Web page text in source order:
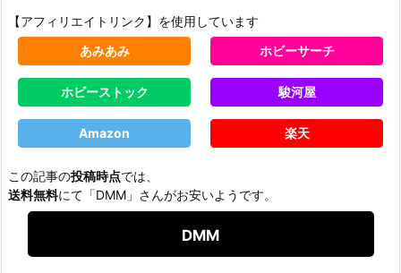
【アフィリエイトリンク】を使用しています
あみあみ
ホビーサーチ
ホビーストック 駿河屋
Amazon 楽天
この記事の投稿時点では、
送料無料にて「DMM」さんがお安いようです。
DMM